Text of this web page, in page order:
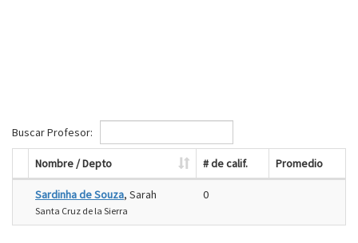
Buscar Profesor:
Nombre / Depto # de calif. Promedio
Sardinha de Souza, Sarah
Santa Cruz de la Sierra
0